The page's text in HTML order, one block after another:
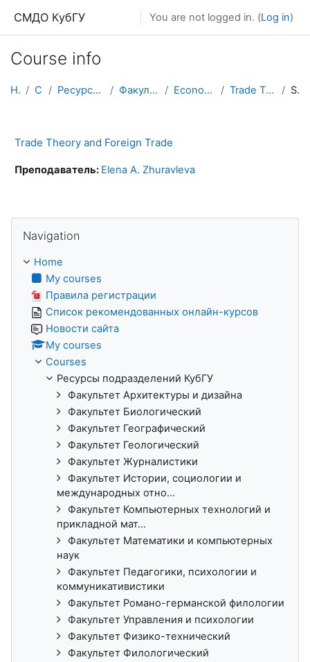
СМДО КубГУ You are not logged in. (Log in)
Course info
Home Courses Ресурсы подразделений КубГУ Факультет Экономический Economics and Management Trade Theory and Foreign Trade Summary
Trade Theory and Foreign Trade
Преподаватель: Elena A. Zhuravleva
Navigation
Home
My courses
Правила регистрации
Список рекомендованных онлайн-курсов
Новости сайта
My courses
Courses
Ресурсы подразделений КубГУ
Факультет Архитектуры и дизайна
Факультет Биологический
Факультет Географический
Факультет Геологический
Факультет Журналистики
Факультет Истории, социологии и
международных отно...
Факультет Компьютерных технологий и
прикладной мат...
Факультет Математики и компьютерных
наук
Факультет Педагогики, психологии и
коммуникативистики
Факультет Романо-германской филологии
Факультет Управления и психологии
Факультет Физико-технический
Факультет Филологический